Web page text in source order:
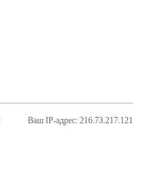
Ваш IP-адрес: 216.73.217.121